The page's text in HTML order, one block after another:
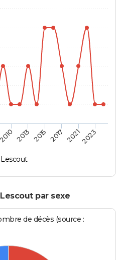
Lescout
2010 2013 2015 2017 20212023
par sexe
de décès (source :